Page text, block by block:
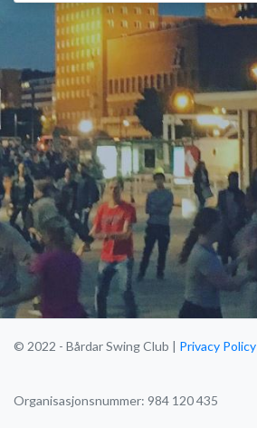
© 2022 - Bårdar Swing Club | Privacy Policy
Organisasjonsnummer: 984 120 435